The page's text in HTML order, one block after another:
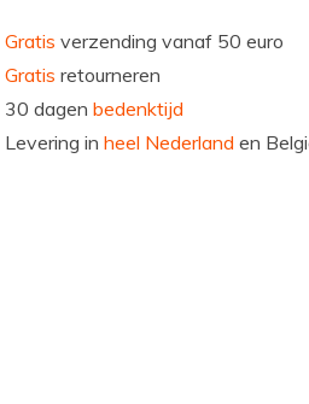
Gratis verzending vanaf 50 euro
Gratis retourneren
30 dagen bedenktijd
Levering in heel Nederland en